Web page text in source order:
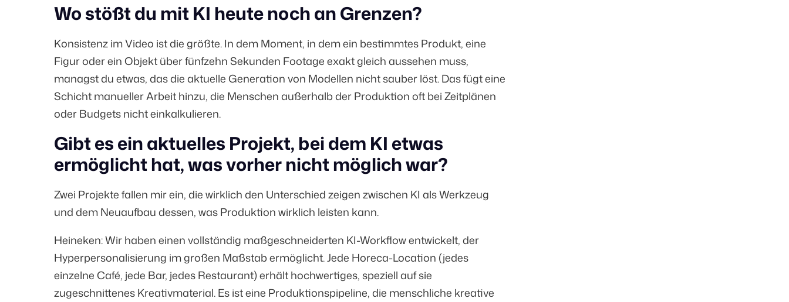
Wo stößt du mit KI heute noch an Grenzen?
Konsistenz im Video ist die größte. In dem Moment, in dem ein bestimmtes Produkt, eine
Figur oder ein Objekt über fünfzehn Sekunden Footage exakt gleich aussehen muss,
managst du etwas, das die aktuelle Generation von Modellen nicht sauber löst. Das fügt eine
Schicht manueller Arbeit hinzu, die Menschen außerhalb der Produktion oft bei Zeitplänen
oder Budgets nicht einkalkulieren.
Gibt es ein aktuelles Projekt, bei dem KI etwas
ermöglicht hat, was vorher nicht möglich war?
Zwei Projekte fallen mir ein, die wirklich den Unterschied zeigen zwischen KI als Werkzeug
und dem Neuaufbau dessen, was Produktion wirklich leisten kann.
Heineken: Wir haben einen vollständig maßgeschneiderten KI-Workflow entwickelt, der
Hyperpersonalisierung im großen Maßstab ermöglicht. Jede Horeca-Location (jedes
einzelne Café, jede Bar, jedes Restaurant) erhält hochwertiges, speziell auf sie
zugeschnittenes Kreativmaterial. Es ist eine Produktionspipeline, die menschliche kreative